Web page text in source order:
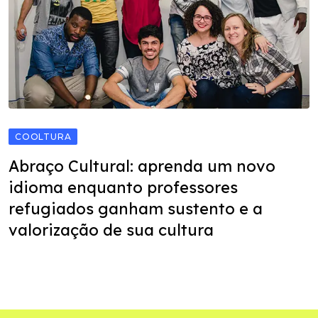
COOLTURA
Abraço Cultural: aprenda um novo
idioma enquanto professores
refugiados ganham sustento e a
valorização de sua cultura